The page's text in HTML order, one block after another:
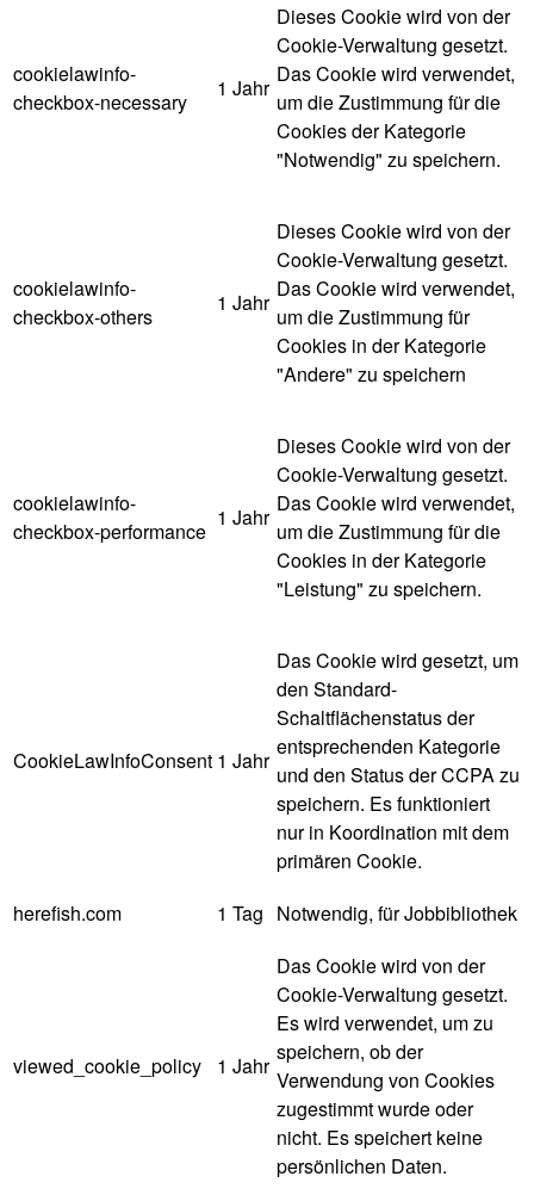
cookielawinfo-
checkbox-necessary
1 Jahr
Dieses Cookie wird von der
Cookie-Verwaltung gesetzt.
Das Cookie wird verwendet,
um die Zustimmung für die
Cookies der Kategorie
"Notwendig" zu speichern.
cookielawinfo-
checkbox-others
1 Jahr
Dieses Cookie wird von der
Cookie-Verwaltung gesetzt.
Das Cookie wird verwendet,
um die Zustimmung für
Cookies in der Kategorie
"Andere" zu speichern
cookielawinfo-
checkbox-performance
1 Jahr
Dieses Cookie wird von der
Cookie-Verwaltung gesetzt.
Das Cookie wird verwendet,
um die Zustimmung für die
Cookies in der Kategorie
"Leistung" zu speichern.
CookieLawInfoConsent 1 Jahr
Das Cookie wird gesetzt, um
den Standard-
Schaltflächenstatus der
entsprechenden Kategorie
und den Status der CCPA zu
speichern. Es funktioniert
nur in Koordination mit dem
primären Cookie.
herefish.com
1 Tag Notwendig, für Jobbibliothek
viewed_cookie_policy 1 Jahr
Das Cookie wird von der
Cookie-Verwaltung gesetzt.
Es wird verwendet, um zu
speichern, ob der
Verwendung von Cookies
zugestimmt wurde oder
nicht. Es speichert keine
persönlichen Daten.